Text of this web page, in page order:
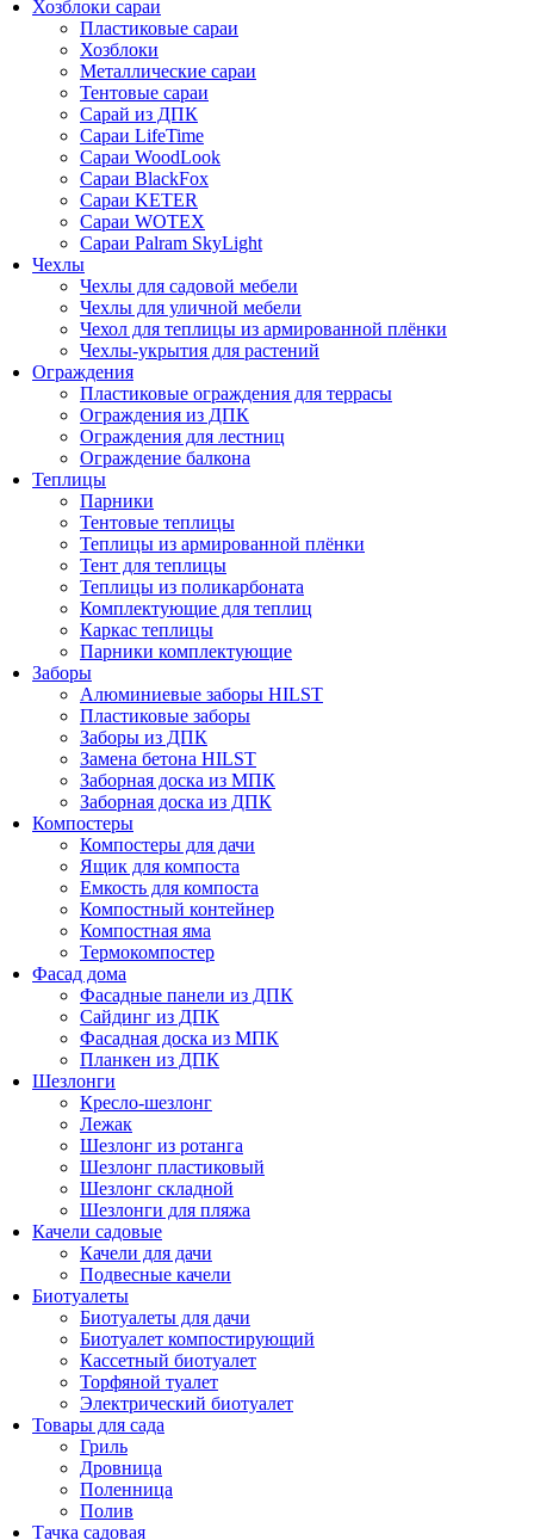
Хозблоки сараи
Пластиковые сараи
Хозблоки
Металлические сараи
Тентовые сараи
Сарай из ДПК
Cараи LifeTime
Cараи WoodLook
Сараи BlackFox
Сараи KETER
Сараи WOTEX
Сараи Palram SkyLight
Чехлы
Чехлы для садовой мебели
Чехлы для уличной мебели
Чехол для теплицы из армированной плёнки
Чехлы-укрытия для растений
Ограждения
Пластиковые ограждения для террасы
Ограждения из ДПК
Ограждения для лестниц
Ограждение балкона
Теплицы
Парники
Тентовые теплицы
Теплицы из армированной плёнки
Тент для теплицы
Теплицы из поликарбоната
Комплектующие для теплиц
Каркас теплицы
Парники комплектующие
Заборы
Алюминиевые заборы HILST
Пластиковые заборы
Заборы из ДПК
Замена бетона HILST
Заборная доска из МПК
Заборная доска из ДПК
Компостеры
Компостеры для дачи
Ящик для компоста
Емкость для компоста
Компостный контейнер
Компостная яма
Термокомпостер
Фасад дома
Фасадные панели из ДПК
Сайдинг из ДПК
Фасадная доска из МПК
Планкен из ДПК
Шезлонги
Кресло-шезлонг
Лежак
Шезлонг из ротанга
Шезлонг пластиковый
Шезлонг складной
Шезлонги для пляжа
Качели садовые
Качели для дачи
Подвесные качели
Биотуалеты
Биотуалеты для дачи
Биотуалет компостирующий
Кассетный биотуалет
Торфяной туалет
Электрический биотуалет
Товары для сада
Гриль
Дровница
Поленница
Полив
Тачка садовая